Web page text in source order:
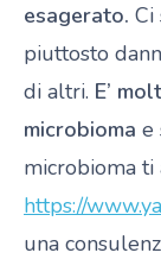
esagerato. Ci
piuttosto
di altri. E’
microbioma e
microbioma
https://
una